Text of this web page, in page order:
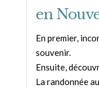
en
En premier,
souvenir.
Ensuite,
La randonnée